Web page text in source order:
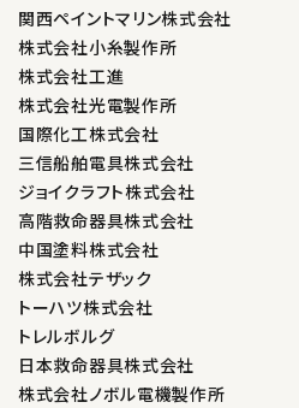
関西ペイントマリン株式会社
株式会社小糸製作所
株式会社工進
株式会社光電製作所
国際化工株式会社
三信船舶電具株式会社
ジョイクラフト株式会社
高階救命器具株式会社
中国塗料株式会社
株式会社テザック
トーハツ株式会社
トレルボルグ
日本救命器具株式会社
株式会社ノボル電機製作所